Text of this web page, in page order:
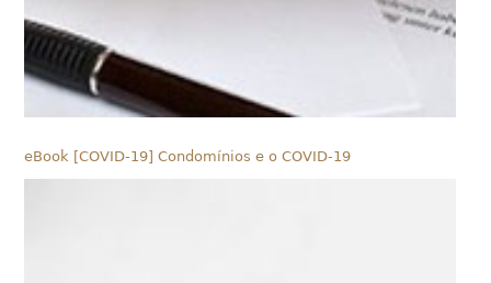
eBook [COVID-19] Condomínios e o COVID-19